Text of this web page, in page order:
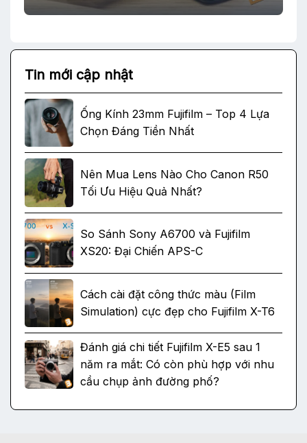
Tin mới cập nhật
Ống Kính 23mm Fujifilm – Top 4 Lựa
Chọn Đáng Tiền Nhất
Nên Mua Lens Nào Cho Canon R50
Tối Ưu Hiệu Quả Nhất?
So Sánh Sony A6700 và Fujifilm
XS20: Đại Chiến APS-C
Cách cài đặt công thức màu (Film
Simulation) cực đẹp cho Fujifilm X-T6
Đánh giá chi tiết Fujifilm X-E5 sau 1
năm ra mắt: Có còn phù hợp với nhu
cầu chụp ảnh đường phố?